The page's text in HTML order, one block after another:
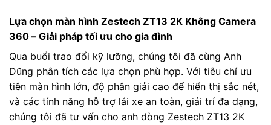
Lựa chọn màn hình Zestech ZT13 2K Không Camera
360 – Giải pháp tối ưu cho gia đình
Qua buổi trao đổi kỹ lưỡng, chúng tôi đã cùng Anh
Dũng phân tích các lựa chọn phù hợp. Với tiêu chí ưu
tiên màn hình lớn, độ phân giải cao để hiển thị sắc nét,
và các tính năng hỗ trợ lái xe an toàn, giải trí đa dạng,
chúng tôi đã tư vấn cho anh dòng Zestech ZT13 2K